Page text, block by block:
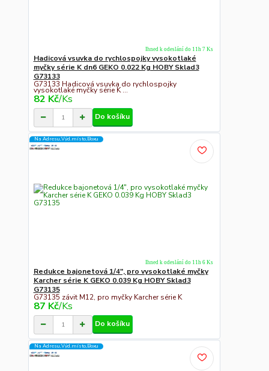
Hadicová vsuvka do rychlospojky vysokotlaké
myčky série K dn6 GEKO 0.022 Kg HOBY Sklad3
G73133
G73133 Hadicová vsuvka do rychlospojky
vysokotlaké myčky série K ...
82 Kč/Ks
Ihned k odeslání do 11h 7 Ks
Do košíku
Na Adresu,Výd.místo,Boxu
Redukce bajonetová 1/4", pro vysokotlaké myčky
Karcher série K GEKO 0.039 Kg HOBY Sklad3
G73135
G73135 závit M12, pro myčky Karcher série K
87 Kč/Ks
Ihned k odeslání do 11h 6 Ks
Do košíku
Na Adresu,Výd.místo,Boxu